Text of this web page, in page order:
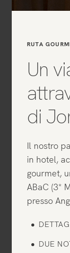
RUTA
Un
di
Il nostro
in hotel,
gourmet,
ABaC (3*
presso
DUE